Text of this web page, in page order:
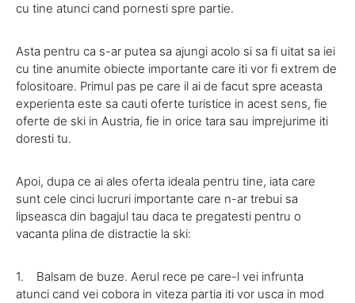
cu tine atunci cand pornesti spre partie.
Asta pentru ca s-ar putea sa ajungi acolo si sa fi uitat sa iei
cu tine anumite obiecte importante care iti vor fi extrem de
folositoare. Primul pas pe care il ai de facut spre aceasta
experienta este sa cauti oferte turistice in acest sens, fie
oferte de ski in Austria, fie in orice tara sau imprejurime iti
doresti tu.
Apoi, dupa ce ai ales oferta ideala pentru tine, iata care
sunt cele cinci lucruri importante care n-ar trebui sa
lipseasca din bagajul tau daca te pregatesti pentru o
vacanta plina de distractie la ski:
1. Balsam de buze. Aerul rece pe care-l vei infrunta
atunci cand vei cobora in viteza partia iti vor usca in mod